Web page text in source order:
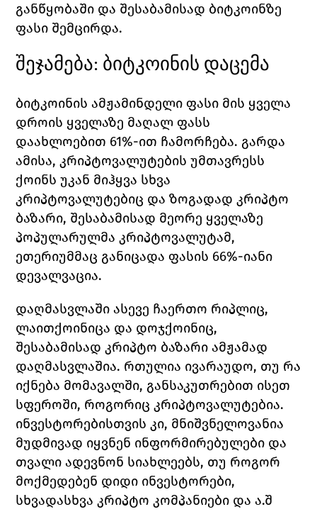
განწყობაში და შესაბამისად ბიტკოინზე
ფასი შემცირდა.
შეჯამება: ბიტკოინის დაცემა
ბიტკოინის ამჟამინდელი ფასი მის ყველა
დროის ყველაზე მაღალ ფასს
დაახლოებით 61%-ით ჩამორჩება. გარდა
ამისა, კრიპტოვალუტების უმთავრესს
ქოინს უკან მიჰყვა სხვა
კრიპტოვალუტებიც და ზოგადად კრიპტო
ბაზარი, შესაბამისად მეორე ყველაზე
პოპულარულმა კრიპტოვალუტამ,
ეთერიუმმაც განიცადა ფასის 66%-იანი
დევალვაცია.
დაღმასვლაში ასევე ჩაერთო რიპლიც,
ლაითქოინიცა და დოჯქოინიც,
შესაბამისად კრიპტო ბაზარი ამჟამად
დაღმასვლაშია. რთულია ივარაუდო, თუ რა
იქნება მომავალში, განსაკუთრებით ისეთ
სფეროში, როგორიც კრიპტოვალუტებია.
ინვესტორებისთვის კი, მნიშვნელოვანია
მუდმივად იყვნენ ინფორმირებულები და
თვალი ადევნონ სიახლეებს, თუ როგორ
მოქმედებენ დიდი ინვესტორები,
სხვადასხვა კრიპტო კომპანიები და ა.შ